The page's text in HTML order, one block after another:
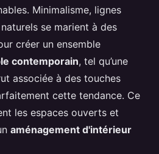
Minimalisme, lignes
se marient à des
créer un ensemble
contemporain, tel qu’une
associée à des touches
cette tendance. Ce
les espaces ouverts et
aménagement d'intérieur